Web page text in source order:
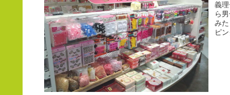
義
ら
み
ピ